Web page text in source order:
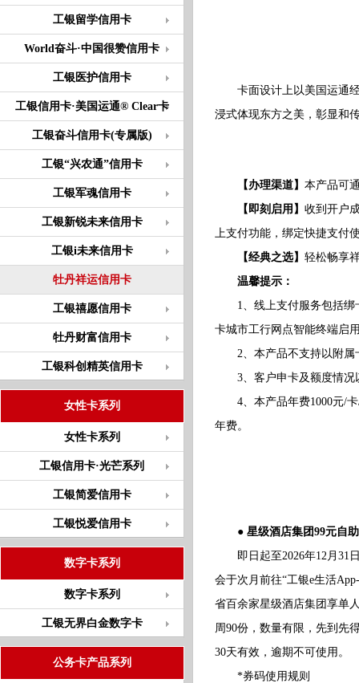
工银留学信用卡
World奋斗·中国很赞信用卡
工银医护信用卡
工银信用卡·美国运通® Clear卡
工银奋斗信用卡(专属版)
工银“兴农通”信用卡
工银军魂信用卡
工银新锐未来信用卡
工银i未来信用卡
牡丹祥运信用卡
工银禧愿信用卡
牡丹财富信用卡
工银科创精英信用卡
女性卡系列
女性卡系列
工银信用卡·光芒系列
工银简爱信用卡
工银悦爱信用卡
数字卡系列
数字卡系列
工银无界白金数字卡
公务卡产品系列
卡面设计上以美国运通经
浸式体现东方之美，彰显和
【办理渠道】 本产品可
【即刻启用】 收到开户
上支付功能，绑定快捷支付
【经典之选】 轻松畅享
温馨提示：
1、线上支付服务包括绑
卡城市工行网点智能终端启
2、本产品不支持以附属
3、客户申卡及额度情况
4、本产品年费1000元/卡/
年费。
● 星级酒店集团99元自
即日起至2026年12月31日
会于次月前往“工银e生活
省百余家星级酒店集团享单
周90份，数量有限，先到先
30天有效，逾期不可使用。
*券码使用规则